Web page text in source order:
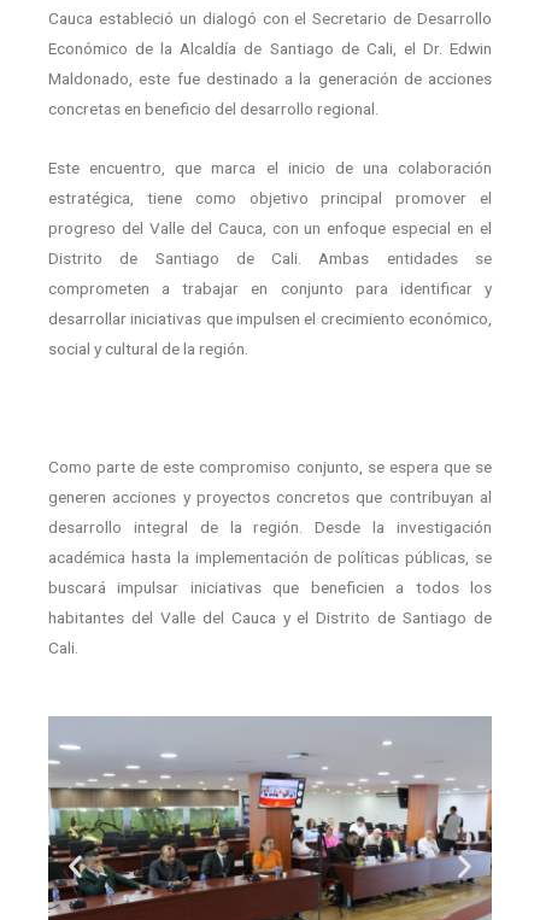
Cauca estableció un dialogó con el Secretario de Desarrollo
Económico de la Alcaldía de Santiago de Cali, el Dr. Edwin
Maldonado, este fue destinado a la generación de acciones
concretas en beneficio del desarrollo regional.
Este encuentro, que marca el inicio de una colaboración
estratégica, tiene como objetivo principal promover el
progreso del Valle del Cauca, con un enfoque especial en el
Distrito de Santiago de Cali. Ambas entidades se
comprometen a trabajar en conjunto para identificar y
desarrollar iniciativas que impulsen el crecimiento económico,
social y cultural de la región.
Como parte de este compromiso conjunto, se espera que se
generen acciones y proyectos concretos que contribuyan al
desarrollo integral de la región. Desde la investigación
académica hasta la implementación de políticas públicas, se
buscará impulsar iniciativas que beneficien a todos los
habitantes del Valle del Cauca y el Distrito de Santiago de
Cali.